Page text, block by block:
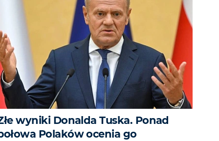
wyniki Donalda Tuska. Ponad
Polaków ocenia go